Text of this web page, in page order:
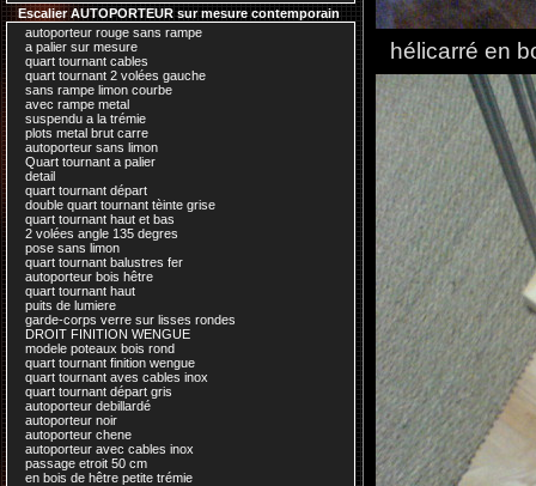
Escalier AUTOPORTEUR sur mesure contemporain
autoporteur rouge sans rampe
a palier sur mesure
quart tournant cables
quart tournant 2 volées gauche
sans rampe limon courbe
avec rampe metal
suspendu a la trémie
plots metal brut carre
autoporteur sans limon
Quart tournant a palier
detail
quart tournant départ
double quart tournant tèinte grise
quart tournant haut et bas
2 volées angle 135 degres
pose sans limon
quart tournant balustres fer
autoporteur bois hêtre
quart tournant haut
puits de lumiere
garde-corps verre sur lisses rondes
DROIT FINITION WENGUE
modele poteaux bois rond
quart tournant finition wengue
quart tournant aves cables inox
quart tournant départ gris
autoporteur debillardé
autoporteur noir
autoporteur chene
autoporteur avec cables inox
passage etroit 50 cm
en bois de hêtre petite trémie
hélicarré en